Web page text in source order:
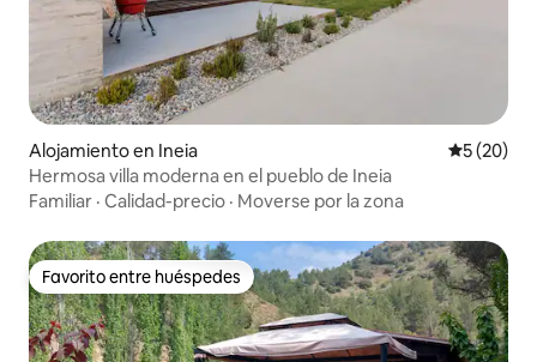
Alojamiento en Ineia
5 (20)
Hermosa villa moderna en el pueblo de Ineia
Familiar · Calidad-precio · Moverse por la zona
Favorito entre huéspedes
Favorito entre huéspedes